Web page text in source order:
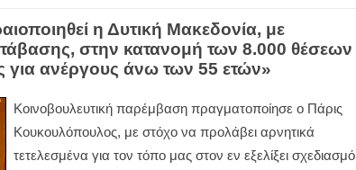
η Δυτική Μακεδονία, με
στην κατανομή των 8.000 θέσεων
ανέργους άνω των 55 ετών»
Κοινοβουλευτική παρέμβαση πραγματοποίησε ο Πάρις
Κουκουλόπουλος, με στόχο να προλάβει αρνητικά
τετελεσμένα για τον τόπο μας στον εν εξελίξει σχεδιασμό